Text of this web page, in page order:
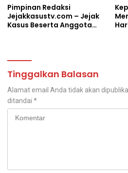
Pimpinan Redaksi
Jejakkasustv.com – Jejak
Kasus Beserta Anggota
Tinggalkan Balasan
Alamat email Anda tidak akan
ditandai *